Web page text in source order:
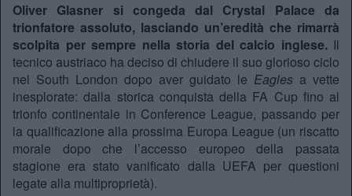
Oliver Glasner si congeda dal Crystal Palace da
trionfatore assoluto, lasciando un’eredità che rimarrà
scolpita per sempre nella storia del calcio inglese.Il
tecnico austriaco ha deciso di chiudere il suo glorioso ciclo
nel South London dopo aver guidato le Eagles a vette
inesplorate: dalla storica conquista della FA Cup fino al
trionfo continentale in Conference League, passando per
la qualificazione alla prossima Europa League (un riscatto
morale dopo che l’accesso europeo della passata
stagione era stato vanificato dalla UEFA per questioni
legate alla multiproprietà).